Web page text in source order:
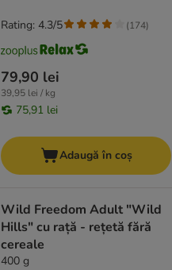
79,90 lei
39,95 lei / kg
75,91 lei
Rating: 4.3/5 (174)
Adaugă în coș
Wild Freedom Adult "Wild
Hills" cu rață - rețetă fără
cereale
400 g